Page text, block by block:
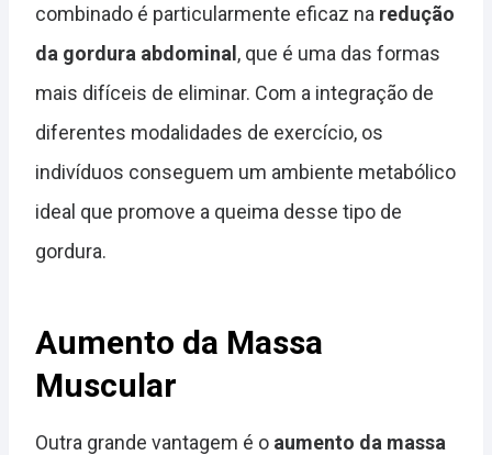
combinado é particularmente eficaz na redução
da gordura abdominal , que é uma das formas
mais difíceis de eliminar. Com a integração de
diferentes modalidades de exercício, os
indivíduos conseguem um ambiente metabólico
ideal que promove a queima desse tipo de
gordura.
Aumento da Massa
Muscular
Outra grande vantagem é o aumento da massa